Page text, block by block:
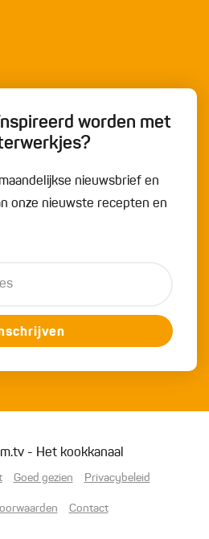
worden met
nieuwsbrief en
onze nieuwste recepten en
- Het kookkanaal
Goed gezien Privacybeleid
Contact